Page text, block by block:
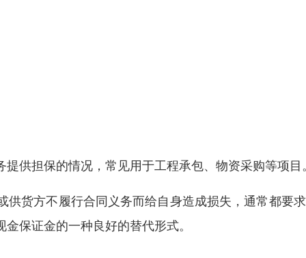
供担保的情况，常见用于工程承包、物资采购等项目
货方不履行合同义务而给自身造成损失，通常都要
保证金的一种良好的替代形式。